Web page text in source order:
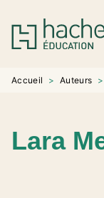
MENU
PIED DE PAGE
Accueil > Auteurs >
Lara